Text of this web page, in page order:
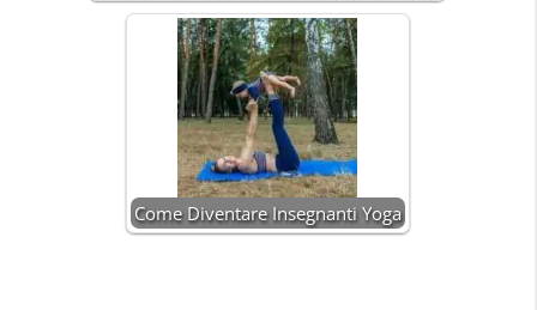
Come Diventare Insegnanti Yoga